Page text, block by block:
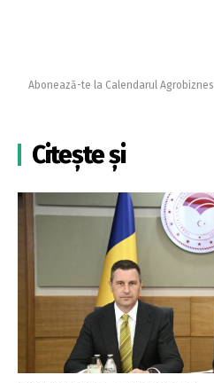
Abonează-te la Calendarul Agrobiznes
Citește și